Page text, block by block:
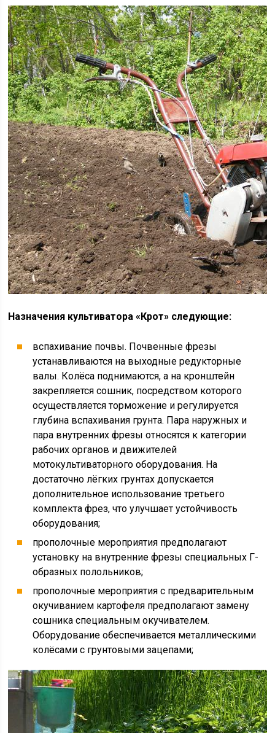
Назначения культиватора «Крот» следующие:
вспахивание почвы. Почвенные фрезы
устанавливаются на выходные редукторные
валы. Колёса поднимаются, а на кронштейн
закрепляется сошник, посредством которого
осуществляется торможение и регулируется
глубина вспахивания грунта. Пара наружных и
пара внутренних фрезы относятся к категории
рабочих органов и движителей
мотокультиваторного оборудования. На
достаточно лёгких грунтах допускается
дополнительное использование третьего
комплекта фрез, что улучшает устойчивость
оборудования;
прополочные мероприятия предполагают
установку на внутренние фрезы специальных Г-
образных полольников;
прополочные мероприятия с предварительным
окучиванием картофеля предполагают замену
сошника специальным окучивателем.
Оборудование обеспечивается металлическими
колёсами с грунтовыми зацепами;